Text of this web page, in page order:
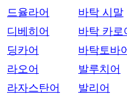
드율라어
디베히어
딩카어
라오어
라자스탄어
바탁 시말
바탁 카로
바탁토바
발루치어
발리어